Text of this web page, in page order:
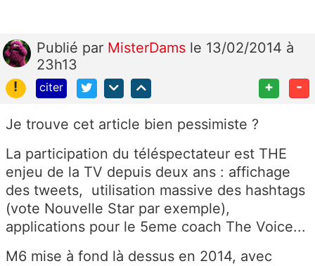
Publié par MisterDams le 13/02/2014 à
23h13
!
citer + -
Je trouve cet article bien pessimiste ?
La participation du téléspectateur est THE
enjeu de la TV depuis deux ans : affichage
des tweets, utilisation massive des hashtags
(vote Nouvelle Star par exemple),
applications pour le 5eme coach The Voice...
M6 mise à fond là dessus en 2014, avec